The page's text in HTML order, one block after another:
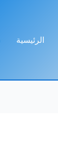
الرئيسية